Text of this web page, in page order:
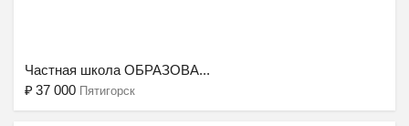
Частная школа ОБРАЗОВА...
₽ 37 000 Пятигорск